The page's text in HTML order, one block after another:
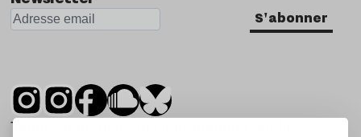
S'abonner
Tsugi est un mensuel indépendant sur la